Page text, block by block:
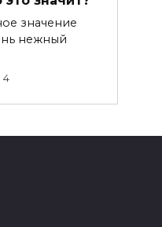
значение
нежный
4